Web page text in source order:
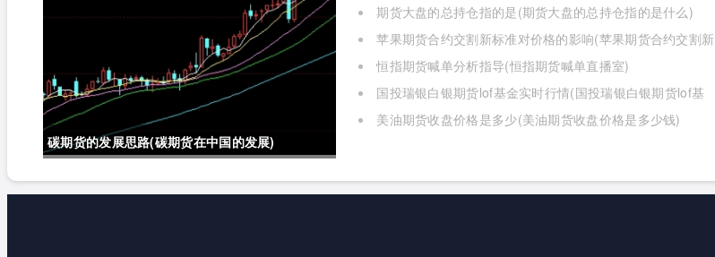
碳期货的发展思路(碳期货在中国的发展)
期货大盘的总持仓指的是(期货大盘的总持仓指的是什么)
苹果期货合约交割新标准对价格的影响(苹果期货合约交割新
标准对价格的影响有哪些)
恒指期货喊单分析指导(恒指期货喊单直播室)
国投瑞银白银期货lof基金实时行情(国投瑞银白银期货lof基
金实时行情怎么样)
美油期货收盘价格是多少(美油期货收盘价格是多少钱)